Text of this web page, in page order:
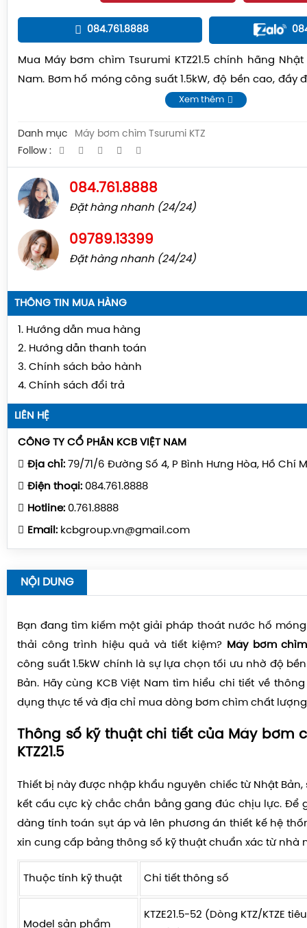
084.761.8888
Mua Máy bơm chìm Tsurumi KTZ21.5 chính hãng Nhật
Nam. Bơm hố móng công suất 1.5kW, độ bền cao, đầy
Xem thêm
Danh mục
Máy bơm chìm Tsurumi KTZ
Follow :
084.761.8888
Đặt hàng nhanh (24/24)
09789.13399
Đặt hàng nhanh (24/24)
THÔNG TIN MUA HÀNG
1. Hướng dẫn mua hàng
2. Hướng dẫn thanh toán
3. Chính sách bảo hành
4. Chính sách đổi trả
LIÊN HỆ
CÔNG TY CỔ PHẦN KCB VIỆT NAM
Địa chỉ: 79/71/6 Đường Số 4, P Bình Hưng Hòa, Hồ Chí
Điện thoại: 084.761.8888
Hotline: 0.761.8888
Email: kcbgroup.vn@gmail.com
NỘI DUNG
Bạn đang tìm kiếm một giải pháp thoát nước hố
thải công trình hiệu quả và tiết kiệm?
Máy bơm chìm
công suất 1.5kW chính là sự lựa chọn tối ưu nhờ độ
Bản. Hãy cùng KCB Việt Nam tìm hiểu chi tiết về
dụng thực tế và địa chỉ mua dòng bơm chìm chất
Thông số kỹ thuật chi tiết của Máy bơm
KTZ21.5
Thiết bị này được nhập khẩu nguyên chiếc từ Nhật
kết cấu cực kỳ chắc chắn bằng gang đúc chịu lực. Để
dàng tính toán sụt áp và lên phương án thiết kế hệ
xin cung cấp bảng thông số kỹ thuật chuẩn xác từ nhà
Thuộc tính kỹ thuật Chi tiết thông số
Model sản phẩm
KTZE21.5-52 (Dòng KTZ/KTZE tiêu